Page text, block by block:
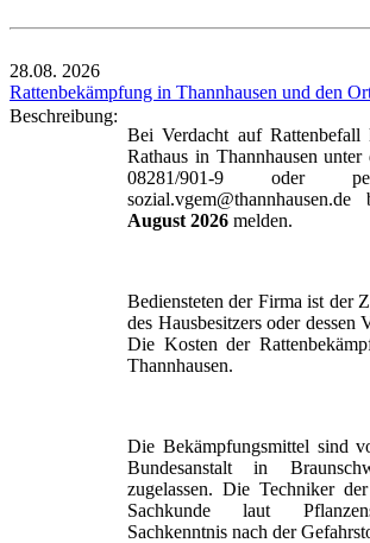
28.08. 2026
Rattenbekämpfung in Thannhausen und den
Beschreibung:
Bei Verdacht auf
Rathaus in Thannhausen unter
08281/901-9
sozial.vgem@thannhausen.de
August 2026 melden.
Bediensteten der Firma ist der
des Hausbesitzers oder dessen
Die Kosten der
Thannhausen.
Die Bekämpfungsmittel sind
Bundesanstalt in
zugelassen. Die Techniker
Sachkunde laut
Sachkenntnis nach der